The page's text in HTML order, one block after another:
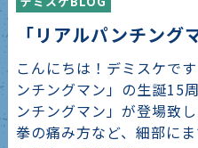
「リアルパンチング
こんにちは！デミスケで
ンチングマン」の生誕15
ンチングマン」が登場致
拳の痛み方など、細部に